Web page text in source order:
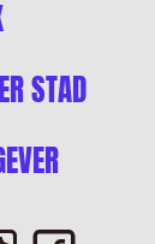
STAD